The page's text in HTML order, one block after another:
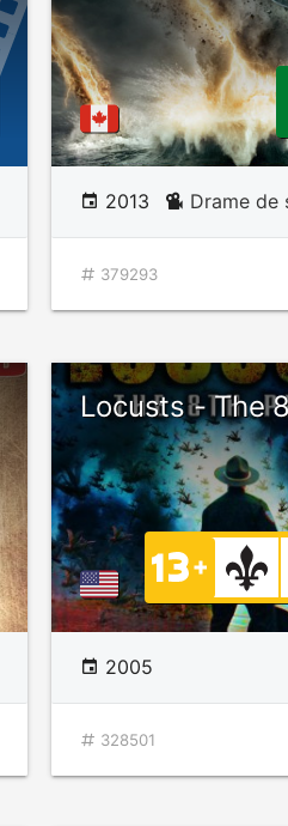
2013 Drame de
379293
Locusts - The
2005
328501